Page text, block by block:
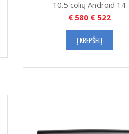
10.5 colių Android 14
€580 € 522
Į KREPŠELĮ